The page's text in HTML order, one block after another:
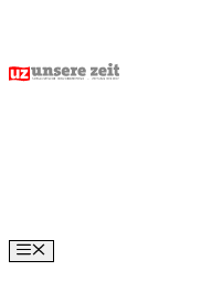
content
Menu